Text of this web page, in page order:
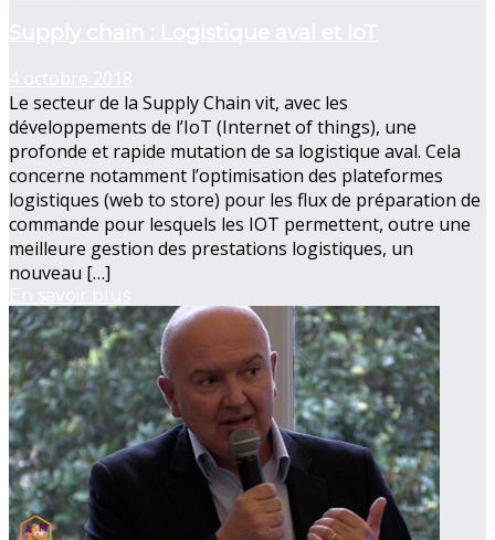
Le secteur de la Supply Chain vit, avec les
développements de l’IoT (Internet of things), une
profonde et rapide mutation de sa logistique aval. Cela
concerne notamment l’optimisation des plateformes
logistiques (web to store) pour les flux de préparation de
commande pour lesquels les IOT permettent, outre une
meilleure gestion des prestations logistiques, un
nouveau […]